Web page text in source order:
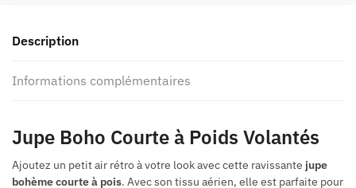
Description
Informations complémentaires
Jupe Boho Courte à Poids Volantés
Ajoutez un petit air rétro à votre look avec cette ravissante jupe
bohème courte à pois. Avec son tissu aérien, elle est parfaite pour